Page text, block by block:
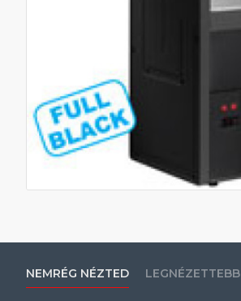
NEMRÉG NÉZTED LEGNÉZETTEBB